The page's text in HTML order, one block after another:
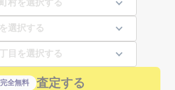
完全無料 査定する